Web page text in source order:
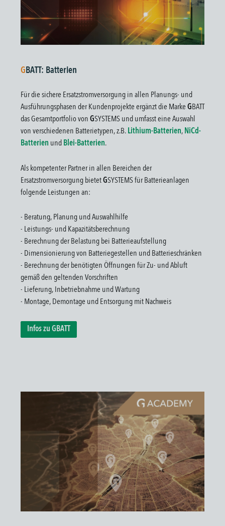
G BATT: Batterien
Für die sichere Ersatzstromversorgung in allen Planungs- und
Ausführungsphasen der Kundenprojekte ergänzt die Marke GBATT
das Gesamtportfolio von GSYSTEMS und umfasst eine Auswahl
von verschiedenen Batterietypen, z.B. Lithium-Batterien, NiCd-
Batterien und Blei-Batterien.
Als kompetenter Partner in allen Bereichen der
Ersatzstromversorgung bietetGSYSTEMS für Batterieanlagen
folgende Leistungen an:
- Beratung, Planung und Auswahlhilfe
- Leistungs- und Kapazitätsberechnung
- Berechnung der Belastung bei Batterieaufstellung
- Dimensionierung von Batteriegestellen und Batterieschränken
- Berechnung der benötigten Öffnungen für Zu- und Abluft
gemäß den geltenden Vorschriften
- Lieferung, Inbetriebnahme und Wartung
- Montage, Demontage und Entsorgung mit Nachweis
Infos zu GBATT